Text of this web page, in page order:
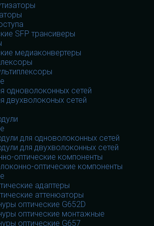
SFP трансиверы
медиаконвертеры
одноволоконных сетей
двухволоконых сетей
для одноволоконных сетей
для двухволоконных сетей
оптические компоненты
оптические компоненты
адаптеры
аттенюаторы
оптические G652D
оптические монтажные
оптические G657